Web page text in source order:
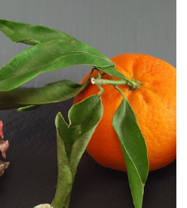
DE MANDARINA &
y adictivos.